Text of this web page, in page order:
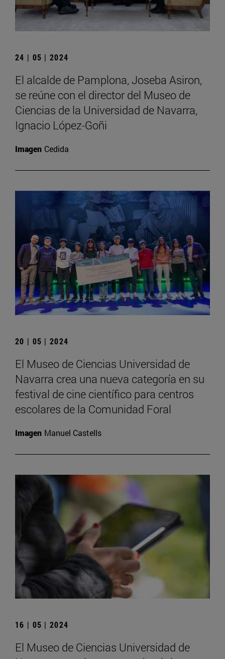
24 | 05 | 2024
El alcalde de Pamplona, Joseba Asiron,
se reúne con el director del Museo de
Ciencias de la Universidad de Navarra,
Ignacio López-Goñi
Imagen Cedida
20 | 05 | 2024
El Museo de Ciencias Universidad de
Navarra crea una nueva categoría en su
festival de cine científico para centros
escolares de la Comunidad Foral
Imagen Manuel Castells
16 | 05 | 2024
El Museo de Ciencias Universidad de